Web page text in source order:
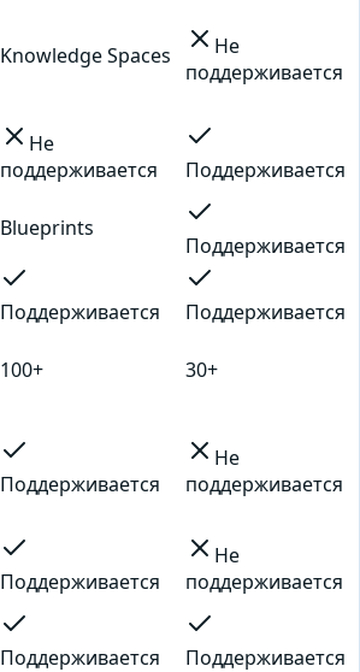
Knowledge Spaces
Не
поддерживается
Не
поддерживается
Поддерживается
Blueprints
Поддерживается
Поддерживается
Поддерживается
100+ 30+
Поддерживается
Не
поддерживается
Поддерживается
Не
поддерживается
Поддерживается
Поддерживается